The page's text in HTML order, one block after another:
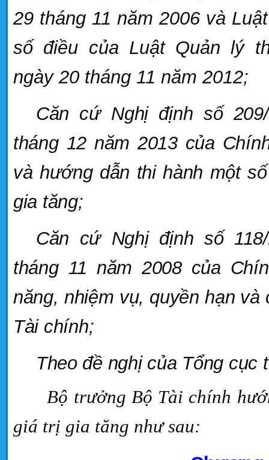
29 tháng 11 năm 2006 và
số điều của Luật Quản lý
ngày 20 tháng 11 năm 2012;
Căn cứ Nghị định số
tháng 12 năm 2013 của
và hướng dẫn thi hành một
gia tăng;
Căn cứ Nghị định số
tháng 11 năm 2008 của
năng, nhiệm vụ, quyền hạn
Tài chính;
Theo đề nghị của Tổng cục
Bộ trưởng Bộ Tài chính
giá trị gia tăng như sau: